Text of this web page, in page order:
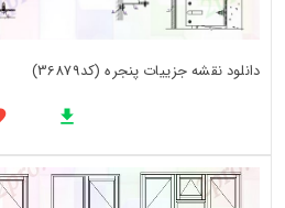
دانلود نقشه جزییات پنجره (کد36879)